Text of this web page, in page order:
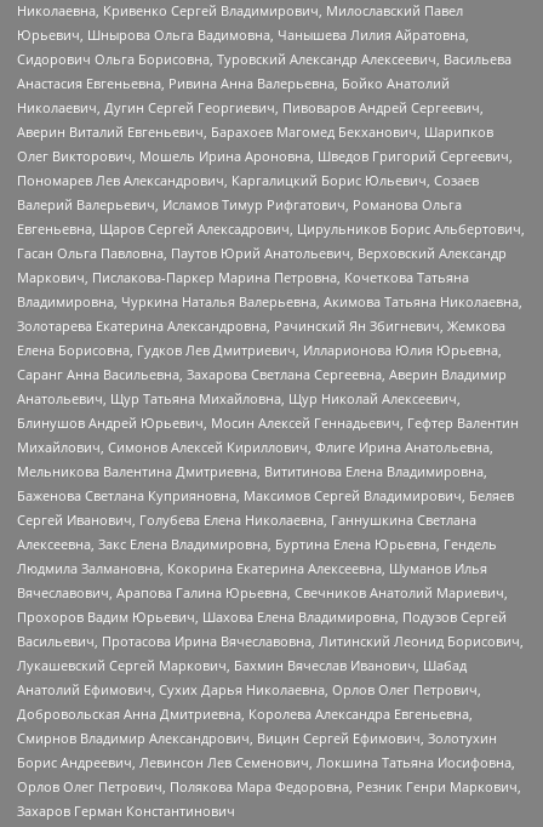
Николаевна, Кривенко Сергей Владимирович, Милославский Павел
Юрьевич, Шнырова Ольга Вадимовна, Чанышева Лилия Айратовна,
Сидорович Ольга Борисовна, Туровский Александр Алексеевич, Васильева
Анастасия Евгеньевна, Ривина Анна Валерьевна, Бойко Анатолий
Николаевич, Дугин Сергей Георгиевич, Пивоваров Андрей Сергеевич,
Аверин Виталий Евгеньевич, Барахоев Магомед Бекханович, Шарипков
Олег Викторович, Мошель Ирина Ароновна, Шведов Григорий Сергеевич,
Пономарев Лев Александрович, Каргалицкий Борис Юльевич, Созаев
Валерий Валерьевич, Исламов Тимур Рифгатович, Романова Ольга
Евгеньевна, Щаров Сергей Алексадрович, Цирульников Борис Альбертович,
Гасан Ольга Павловна, Паутов Юрий Анатольевич, Верховский Александр
Маркович, Пислакова-Паркер Марина Петровна, Кочеткова Татьяна
Владимировна, Чуркина Наталья Валерьевна, Акимова Татьяна Николаевна,
Золотарева Екатерина Александровна, Рачинский Ян Збигневич, Жемкова
Елена Борисовна, Гудков Лев Дмитриевич, Илларионова Юлия Юрьевна,
Саранг Анна Васильевна, Захарова Светлана Сергеевна, Аверин Владимир
Анатольевич, Щур Татьяна Михайловна, Щур Николай Алексеевич,
Блинушов Андрей Юрьевич, Мосин Алексей Геннадьевич, Гефтер Валентин
Михайлович, Симонов Алексей Кириллович, Флиге Ирина Анатольевна,
Мельникова Валентина Дмитриевна, Вититинова Елена Владимировна,
Баженова Светлана Куприяновна, Максимов Сергей Владимирович, Беляев
Сергей Иванович, Голубева Елена Николаевна, Ганнушкина Светлана
Алексеевна, Закс Елена Владимировна, Буртина Елена Юрьевна, Гендель
Людмила Залмановна, Кокорина Екатерина Алексеевна, Шуманов Илья
Вячеславович, Арапова Галина Юрьевна, Свечников Анатолий Мариевич,
Прохоров Вадим Юрьевич, Шахова Елена Владимировна, Подузов Сергей
Васильевич, Протасова Ирина Вячеславовна, Литинский Леонид Борисович,
Лукашевский Сергей Маркович, Бахмин Вячеслав Иванович, Шабад
Анатолий Ефимович, Сухих Дарья Николаевна, Орлов Олег Петрович,
Добровольская Анна Дмитриевна, Королева Александра Евгеньевна,
Смирнов Владимир Александрович, Вицин Сергей Ефимович, Золотухин
Борис Андреевич, Левинсон Лев Семенович, Локшина Татьяна Иосифовна,
Орлов Олег Петрович, Полякова Мара Федоровна, Резник Генри Маркович,
Захаров Герман Константинович